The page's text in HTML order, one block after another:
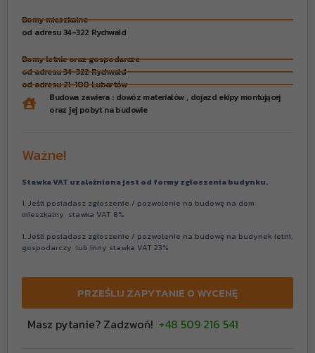
Domy mieszkalne
od adresu 34-322 Rychwałd
Domy letnie oraz gospodarcze
od adresu 34-322 Rychwałd
od adresu 21-100 Lubartów
Budowa zawiera : dowóz materiałów , dojazd ekipy montującej
oraz jej pobyt na budowie
Ważne!
Stawka VAT uzależniona jest od formy zgłoszenia budynku.
1. Jeśli posiadasz zgłoszenie / pozwolenie na budowę na dom
mieszkalny stawka VAT 8%
1. Jeśli posiadasz zgłoszenie / pozwolenie na budowę na budynek letni,
gospodarczy lub inny stawka VAT 23%
PRZEŚLIJ ZAPYTANIE O WYCENĘ
Masz pytanie? Zadzwoń! +48 509 216 541